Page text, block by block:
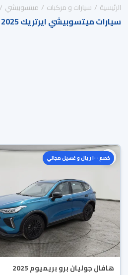
الرئيسية سيارات و مركبات ميتسوبيشي
سيارات ميتسوبيشي ايرتريك 2025 للبيع في السعودية
خصم ١٠٠٠ ريال و غسيل مجاني
هافال جوليان برو بريميوم 2025